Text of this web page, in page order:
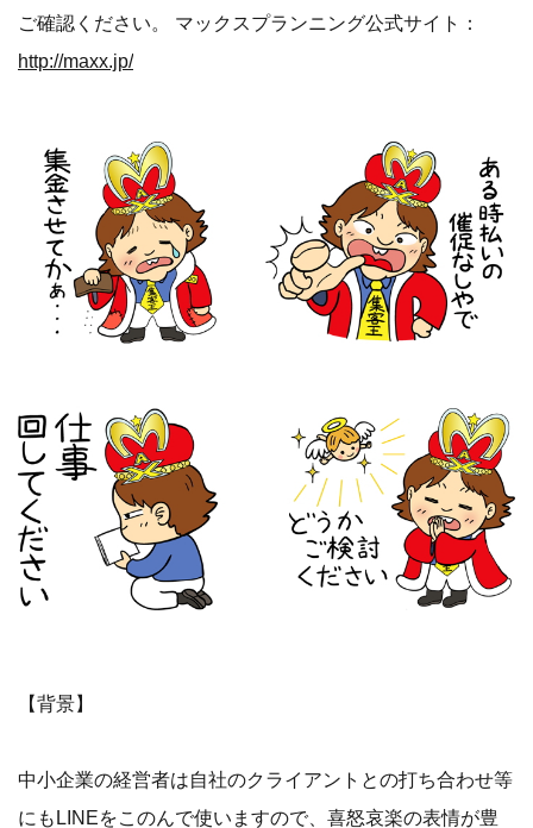
ご確認ください。 マックスプランニング公式サイト：
http://maxx.jp/
【背景】
中小企業の経営者は自社のクライアントとの打ち合わせ等
にもLINEをこのんで使いますので、喜怒哀楽の表情が豊